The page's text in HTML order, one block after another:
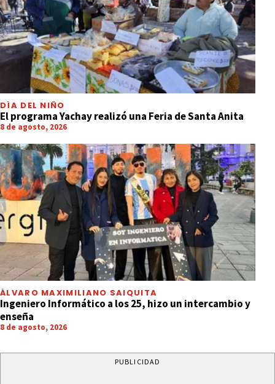
DÍA DEL NIÑO
El programa Yachay realizó una Feria de Santa Anita
8 de agosto, 2026
ÁLVARO MAXIMILIANO SAIQUITA
Ingeniero Informático a los 25, hizo un intercambio y
enseña
8 de agosto, 2026
PUBLICIDAD